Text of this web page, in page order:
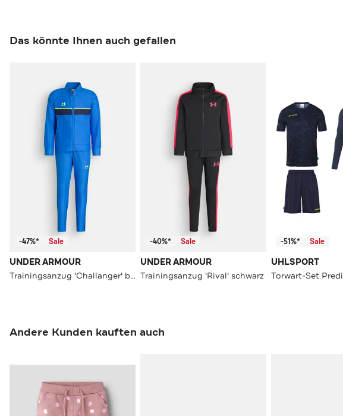
Das könnte Ihnen auch gefallen
-47%* Sale
UNDER ARMOUR
Trainingsanzug 'Challanger' blau
-40%* Sale
UNDER ARMOUR
Trainingsanzug 'Rival' schwarz
-51%* Sale
UHLSPORT
Andere Kunden kauften auch